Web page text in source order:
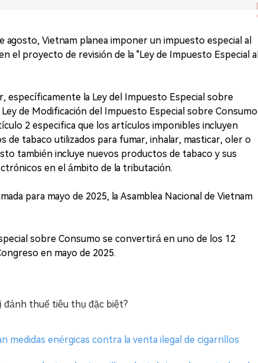
agosto, Vietnam planea imponer un impuesto especial al
el proyecto de revisión de la "Ley de Impuesto Especial al
específicamente la Ley del Impuesto Especial sobre
de Modificación del Impuesto Especial sobre Consumo
2 especifica que los artículos imponibles incluyen
tabaco utilizados para fumar, inhalar, masticar, oler o
también incluye nuevos productos de tabaco y sus
en el ámbito de la tributación.
para mayo de 2025, la Asamblea Nacional de Vietnam
sobre Consumo se convertirá en uno de los 12
en mayo de 2025.
thuế tiêu thụ đặc biệt?
medidas enérgicas contra la venta ilegal de cigarrillos